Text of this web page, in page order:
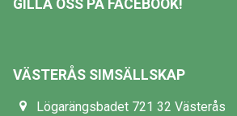
GILLA OSS PÅ FACEBOOK!
VÄSTERÅS SIMSÄLLSKAP
Lögarängsbadet 721 32 Västerås